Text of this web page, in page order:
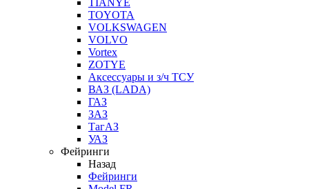
TIANYE
TOYOTA
VOLKSWAGEN
VOLVO
Vortex
ZOTYE
Аксессуары и з/ч ТСУ
ВАЗ (LADA)
ГАЗ
ЗАЗ
ТагАЗ
УАЗ
Фейринги
Назад
Фейринги